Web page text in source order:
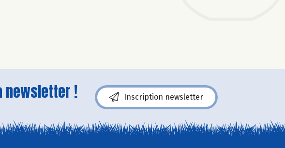
newsletter ! Inscription newsletter